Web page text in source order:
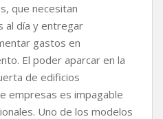
que necesitan
al día y entregar
gastos en
El poder aparcar en la
de edificios
empresas es impagable
Uno de los modelos